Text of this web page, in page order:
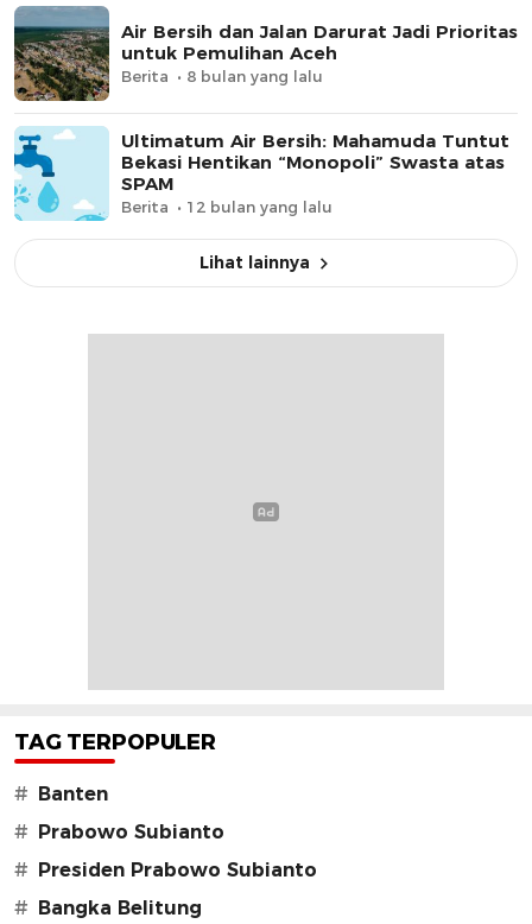
Air Bersih dan Jalan Darurat Jadi Prioritas
untuk Pemulihan Aceh
Berita 8 bulan yang lalu
Ultimatum Air Bersih: Mahamuda Tuntut
Bekasi Hentikan “Monopoli” Swasta atas
SPAM
Berita 12 bulan yang lalu
Lihat lainnya
TAG TERPOPULER
# Banten
# Prabowo Subianto
# Presiden Prabowo Subianto
# Bangka Belitung